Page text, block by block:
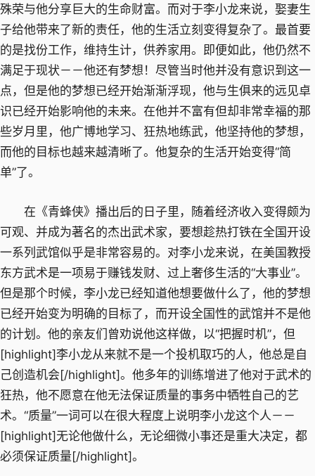
殊荣与他分享巨大的生命财富。而对于李小龙来说，娶妻生
子给他带来了新的责任，他的生活立刻变得复杂了。最首要
的是找份工作，维持生计，供养家用。即便如此，他仍然不
满足于现状－－他还有梦想！尽管当时他并没有意识到这一
点，但是他的梦想已经开始渐渐浮现，他与生俱来的远见卓
识已经开始影响他的未来。在他并不富有但却非常幸福的那
些岁月里，他广博地学习、狂热地练武，他坚持他的梦想，
而他的目标也越来越清晰了。他复杂的生活开始变得“简
单”了。
在《青蜂侠》播出后的日子里，随着经济收入变得颇为
可观、并成为著名的杰出武术家，要想趁热打铁在全国开设
一系列武馆似乎是非常容易的。对李小龙来说，在美国教授
东方武术是一项易于赚钱发财、过上奢侈生活的“大事业”。
但是那个时候，李小龙已经知道他想要做什么了，他的梦想
已经开始变为明确的目标了，而开设全国性的武馆并不是他
的计划。他的亲友们曾劝说他这样做，以“把握时机”，但
[highlight]李小龙从来就不是一个投机取巧的人，他总是自
己创造机会[/highlight]。他多年的训练增进了他对于武术的
狂热，他不愿意在他无法保证质量的事务中牺牲自己的艺
术。“质量”一词可以在很大程度上说明李小龙这个人－－
[highlight]无论他做什么，无论细微小事还是重大决定，都
必须保证质量[/highlight]。